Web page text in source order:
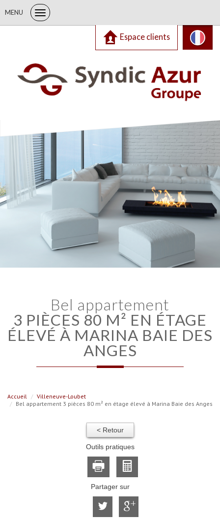
MENU
Espace clients
bel appartement
3 PIÈCES 80 M² EN ÉTAGE
ÉLEVÉ À MARINA BAIE DES
ANGES
Accueil
Villeneuve-Loubet
Bel appartement 3 pièces 80 m² en étage élevé à Marina Baie des Anges
< Retour
Outils pratiques
Partager sur